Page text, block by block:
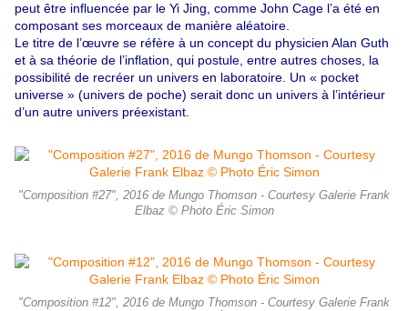
peut être influencée par le Yi Jing, comme John Cage l’a été en
composant ses morceaux de manière aléatoire.
Le titre de l’œuvre se réfère à un concept du physicien Alan Guth
et à sa théorie de l’inflation, qui postule, entre autres choses, la
possibilité de recréer un univers en laboratoire. Un « pocket
universe » (univers de poche) serait donc un univers à l’intérieur
d’un autre univers préexistant.
"Composition #27", 2016 de Mungo Thomson - Courtesy Galerie Frank
Elbaz © Photo Éric Simon
"Composition #12", 2016 de Mungo Thomson - Courtesy Galerie Frank